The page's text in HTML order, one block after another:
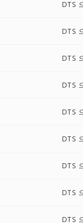
DTS
DTS
DTS
DTS
DTS
DTS
DTS
DTS
DTS